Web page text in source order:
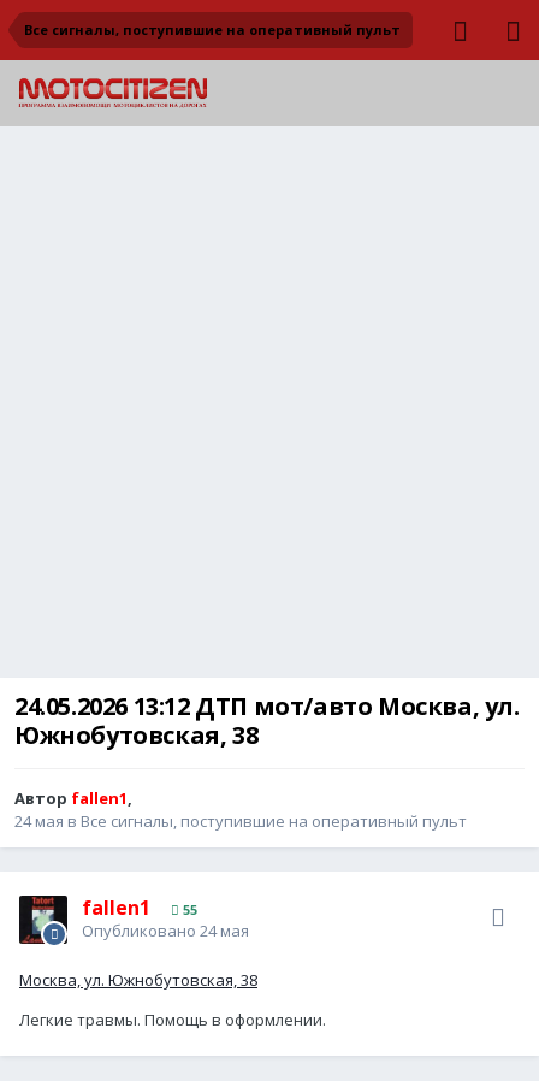
Все сигналы, поступившие на оперативный пульт
24.05.2026 13:12 ДТП мот/авто Москва, ул.
Южнобутовская, 38
Автор fallen1,
24 мая в Все сигналы, поступившие на оперативный пульт
fallen1 55
Опубликовано 24 мая
Москва, ул. Южнобутовская, 38
Легкие травмы. Помощь в оформлении.